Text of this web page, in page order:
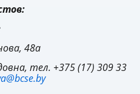
48а
тел. +375 (17) 309 33